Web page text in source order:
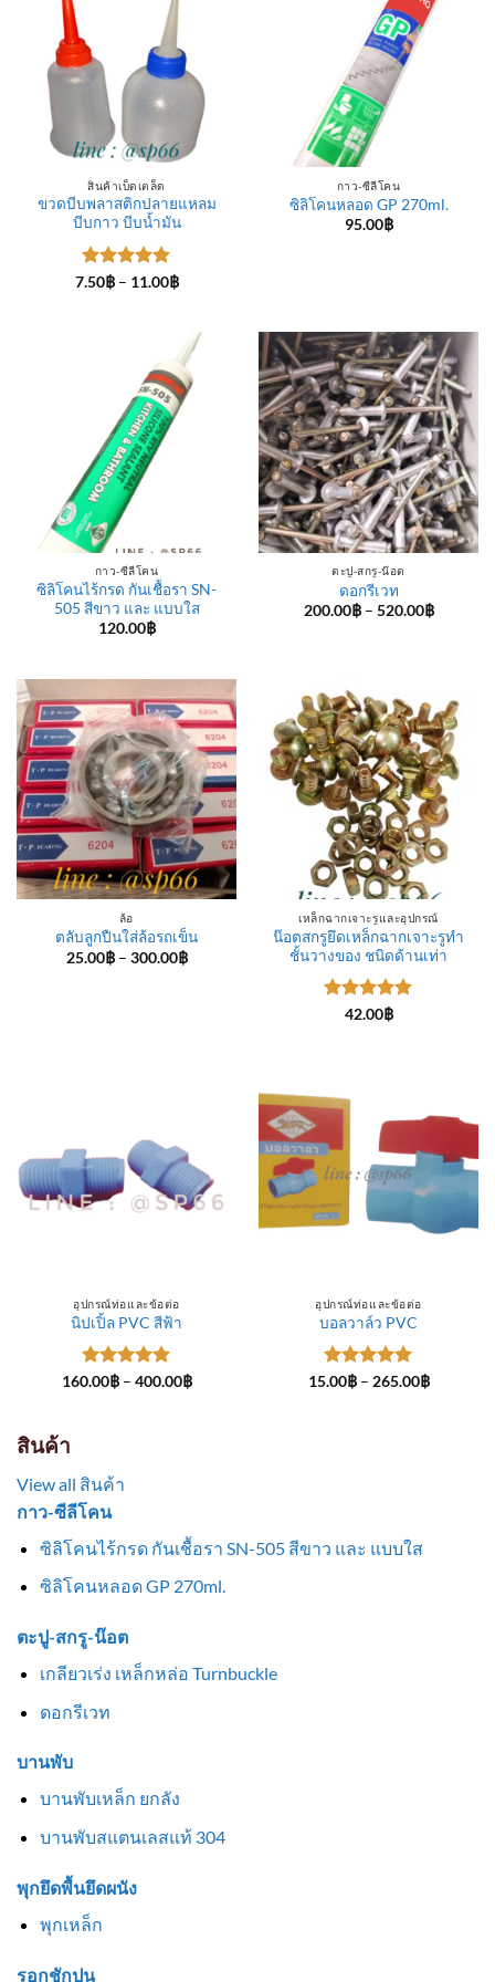
สินค้าเบ็ดเตล็ด
ขวดบีบพลาสติกปลายแหลม
บีบกาว บีบน้ำมัน
ให้คะแนน
7.50฿ – 11.00฿Price
11.00฿
กาว-ซีลีโคน
ซิลิโคนหลอด GP 270ml.
95.00฿
กาว-ซีลีโคน
ซิลิโคนไร้กรด กันเชื้อรา SN-
505 สีขาว และ แบบใส
120.00฿
ตะปู-สกรู-น๊อต
ดอกรีเวท
200.00฿ – 520.00฿Price
ล้อ
ตลับลูกปืนใส่ล้อรถเข็น
25.00฿ – 300.00฿Price
เหล็กฉากเจาะรูและอุปกรณ์
น๊อตสกรูยึดเหล็กฉากเจาะรูทำ
ชั้นวางของ ชนิดด้านเท่า
ให้คะแนน
42.00฿
อุปกรณ์ท่อและข้อต่อ
นิปเปิ้ล PVC สีฟ้า
ให้คะแนน
160.00฿ – 400.00฿Price
อุปกรณ์ท่อและข้อต่อ
บอลวาล์ว PVC
ให้คะแนน
15.00฿ – 265.00฿Price
สินค้า
View all สินค้า
กาว-ซีลีโคน
ซิลิโคนไร้กรด กันเชื้อรา SN-505 สีขาว และ แบบใส
ซิลิโคนหลอด GP 270ml.
ตะปู-สกรู-น๊อต
เกลียวเร่ง เหล็กหล่อ Turnbuckle
ดอกรีเวท
บานพับ
บานพับเหล็ก ยกลัง
บานพับสแตนเลสแท้ 304
พุกยึดพื้นยึดผนัง
พุกเหล็ก
รอกชักปูน